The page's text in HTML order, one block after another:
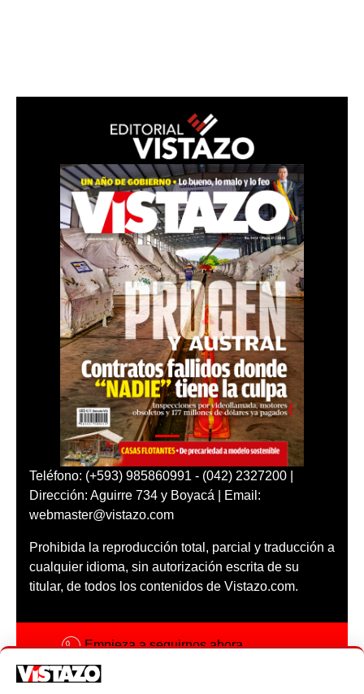
Teléfono: (+593) 985860991 - (042) 2327200 |
Dirección: Aguirre 734 y Boyacá | Email:
webmaster@vistazo.com
Prohibida la reproducción total, parcial y traducción a
cualquier idioma, sin autorización escrita de su
titular, de todos los contenidos de Vistazo.com.
Empieza a seguirnos ahora